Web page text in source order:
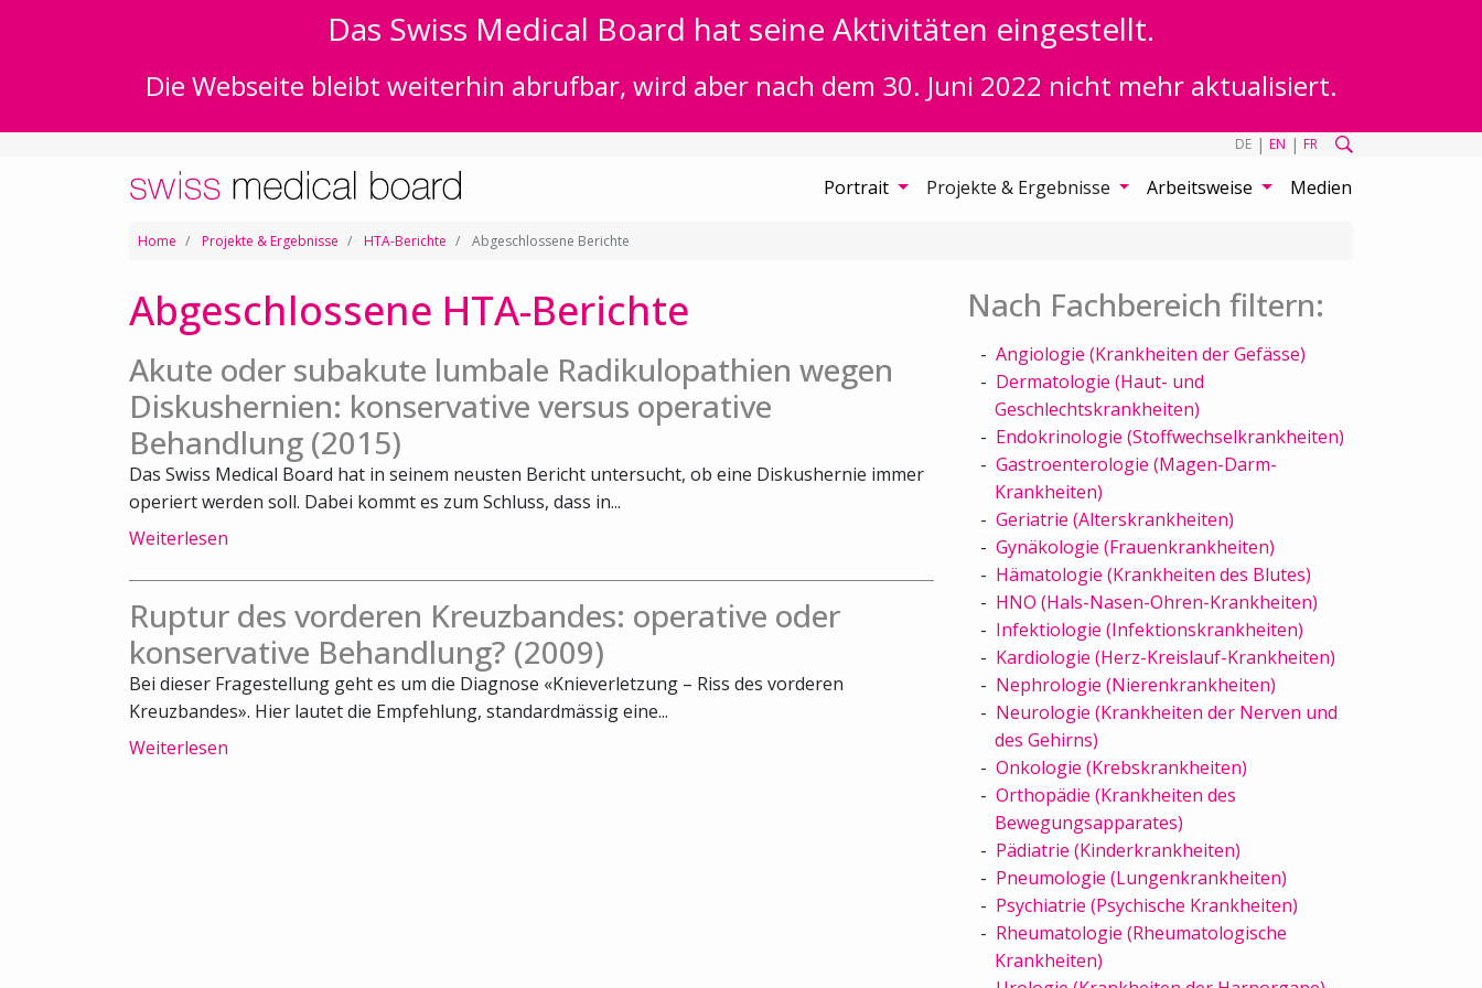
Das Swiss Medical Board hat seine Aktivitäten eingestellt.
Die Webseite bleibt weiterhin abrufbar, wird aber nach dem 30. Juni 2022 nicht mehr aktualisiert.
DE | EN | FR
Portrait Projekte & Ergebnisse Arbeitsweise Medien
Home Projekte & Ergebnisse HTA-Berichte Abgeschlossene Berichte
Abgeschlossene HTA-Berichte
Akute oder subakute lumbale Radikulopathien wegen
Diskushernien: konservative versus operative
Behandlung (2015)
Das Swiss Medical Board hat in seinem neusten Bericht untersucht, ob eine Diskushernie immer
operiert werden soll. Dabei kommt es zum Schluss, dass in...
Weiterlesen
Ruptur des vorderen Kreuzbandes: operative oder
konservative Behandlung? (2009)
Bei dieser Fragestellung geht es um die Diagnose «Knieverletzung – Riss des vorderen
Kreuzbandes». Hier lautet die Empfehlung, standardmässig eine...
Weiterlesen
Nach Fachbereich filtern:
Angiologie (Krankheiten der Gefässe)
Dermatologie (Haut- und
Geschlechtskrankheiten)
Endokrinologie (Stoffwechselkrankheiten)
Gastroenterologie (Magen-Darm-
Krankheiten)
Geriatrie (Alterskrankheiten)
Gynäkologie (Frauenkrankheiten)
Hämatologie (Krankheiten des Blutes)
HNO (Hals-Nasen-Ohren-Krankheiten)
Infektiologie (Infektionskrankheiten)
Kardiologie (Herz-Kreislauf-Krankheiten)
Nephrologie (Nierenkrankheiten)
Neurologie (Krankheiten der Nerven und
des Gehirns)
Onkologie (Krebskrankheiten)
Orthopädie (Krankheiten des
Bewegungsapparates)
Pädiatrie (Kinderkrankheiten)
Pneumologie (Lungenkrankheiten)
Psychiatrie (Psychische Krankheiten)
Rheumatologie (Rheumatologische
Krankheiten)